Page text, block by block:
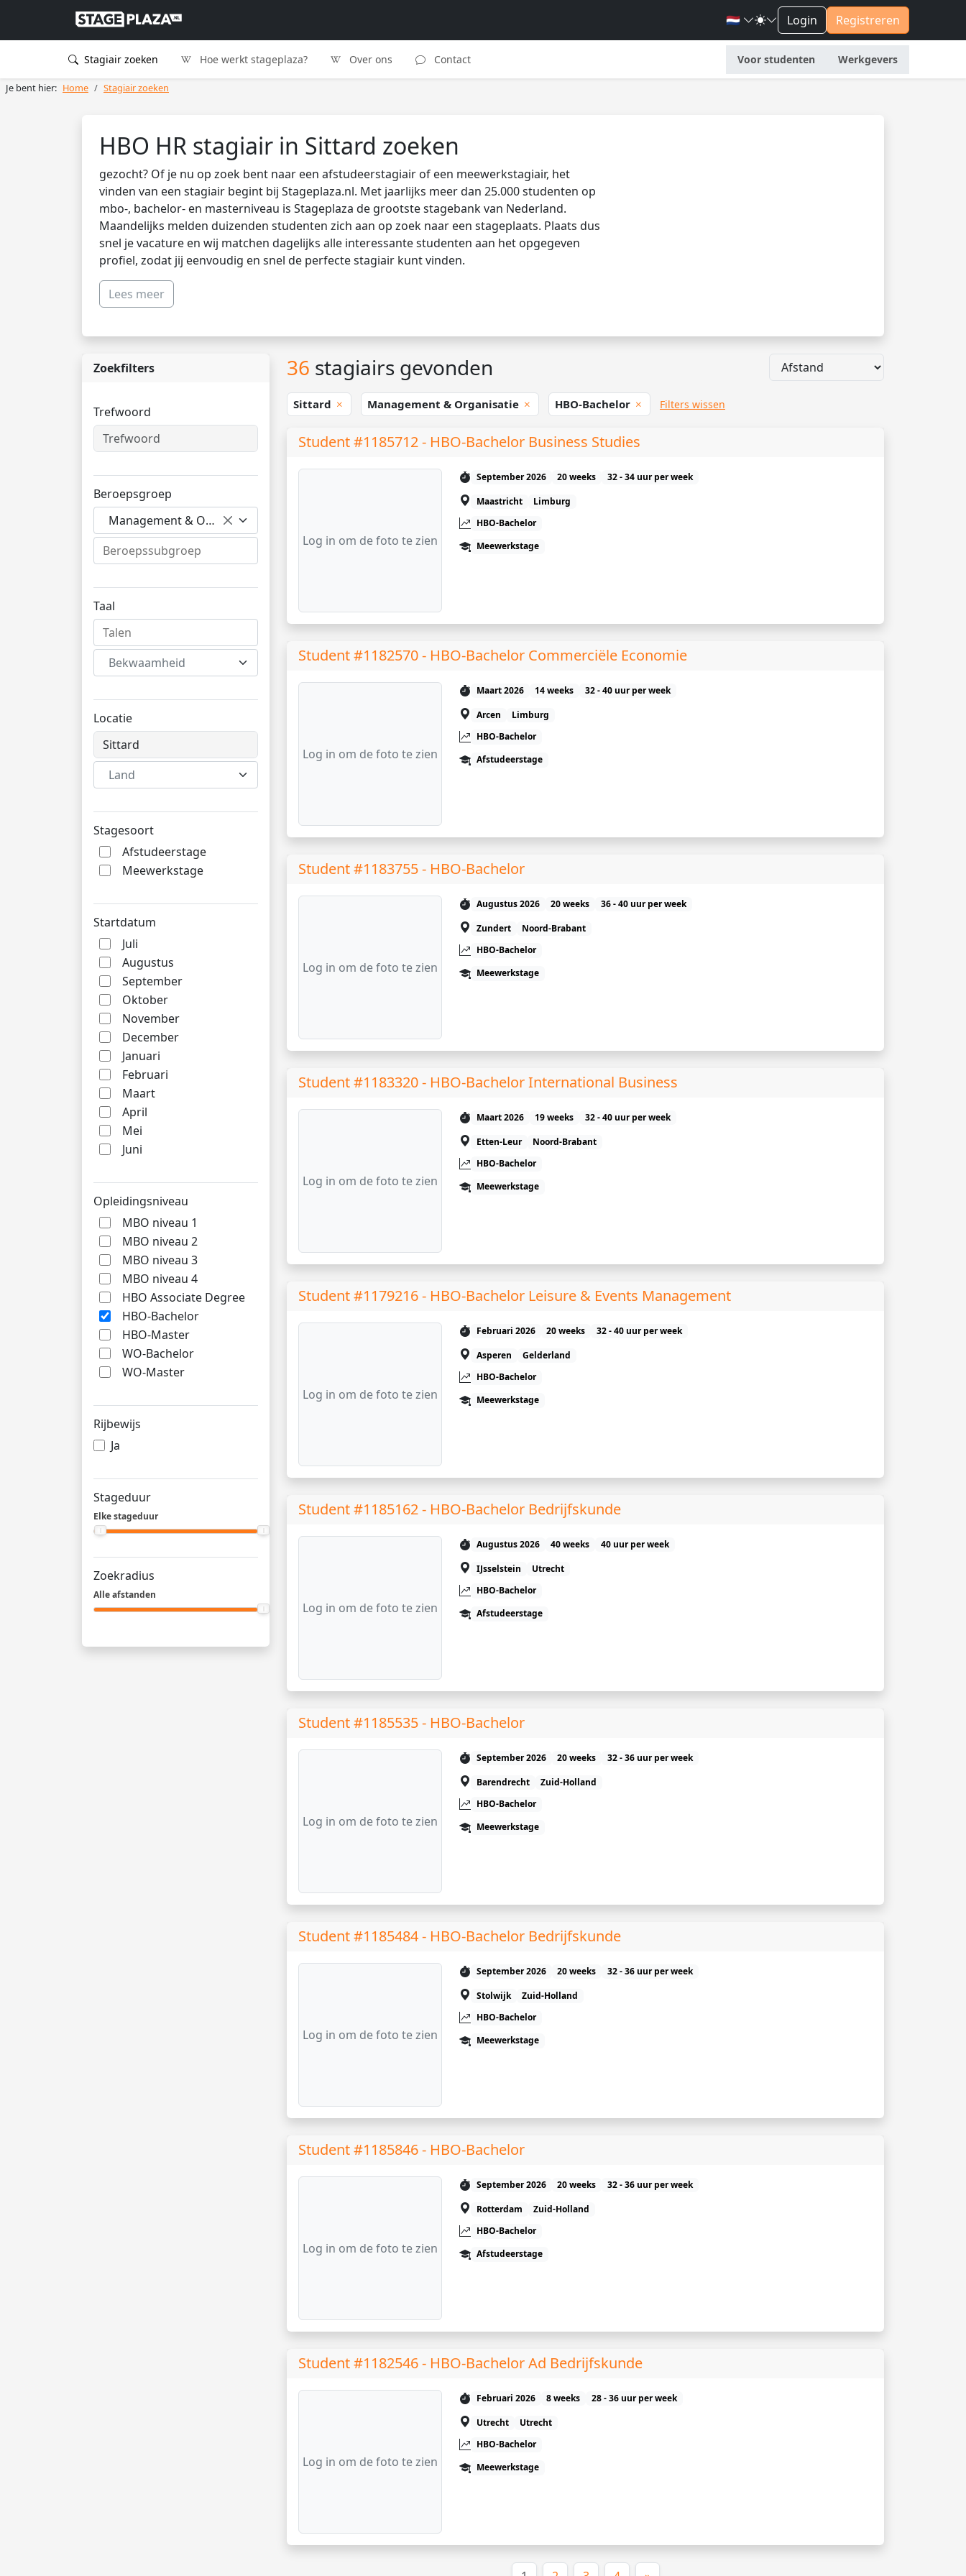
🇳🇱 Login Registreren
Stagiair zoeken Hoe werkt stageplaza? Over ons Contact Voor studenten Werkgevers
Je bent hier: Home Stagiair zoeken
HBO HR stagiair in Sittard zoeken
gezocht? Of je nu op zoek bent naar een afstudeerstagiair of een meewerkstagiair, het
vinden van een stagiair begint bij Stageplaza.nl. Met jaarlijks meer dan 25.000 studenten op
mbo-, bachelor- en masterniveau is Stageplaza de grootste stagebank van Nederland.
Maandelijks melden duizenden studenten zich aan op zoek naar een stageplaats. Plaats dus
snel je vacature en wij matchen dagelijks alle interessante studenten aan het opgegeven
profiel, zodat jij eenvoudig en snel de perfecte stagiair kunt vinden.
Lees meer
Zoekfilters
Trefwoord
Beroepsgroep
Management & Organisatie
Taal
Bekwaamheid
Locatie
Land
Stagesoort
Afstudeerstage
Meewerkstage
Startdatum
Juli
Augustus
September
Oktober
November
December
Januari
Februari
Maart
April
Mei
Juni
Opleidingsniveau
MBO niveau 1
MBO niveau 2
MBO niveau 3
MBO niveau 4
HBO Associate Degree
HBO-Bachelor
HBO-Master
WO-Bachelor
WO-Master
Rijbewijs
Ja
Stageduur
Elke stageduur
Zoekradius
Alle afstanden
36 stagiairs gevonden
Sittard Management & Organisatie HBO-Bachelor Filters wissen
Student #1185712 - HBO-Bachelor Business Studies
Log in om de foto te zien
September 2026 20 weeks
32 - 34 uur per week
Maastricht
Limburg
HBO-Bachelor
Meewerkstage
Student #1182570 - HBO-Bachelor Commerciële Economie
Log in om de foto te zien
Maart 2026 14 weeks
32 - 40 uur per week
Arcen
Limburg
HBO-Bachelor
Afstudeerstage
Student #1183755 - HBO-Bachelor
Log in om de foto te zien
Augustus 2026 20 weeks
36 - 40 uur per week
Zundert
Noord-Brabant
HBO-Bachelor
Meewerkstage
Student #1183320 - HBO-Bachelor International Business
Log in om de foto te zien
Maart 2026 19 weeks
32 - 40 uur per week
Etten-Leur
Noord-Brabant
HBO-Bachelor
Meewerkstage
Student #1179216 - HBO-Bachelor Leisure & Events Management
Log in om de foto te zien
Februari 2026 20 weeks
32 - 40 uur per week
Asperen
Gelderland
HBO-Bachelor
Meewerkstage
Student #1185162 - HBO-Bachelor Bedrijfskunde
Log in om de foto te zien
Augustus 2026 40 weeks
40 uur per week
IJsselstein
Utrecht
HBO-Bachelor
Afstudeerstage
Student #1185535 - HBO-Bachelor
Log in om de foto te zien
September 2026 20 weeks
32 - 36 uur per week
Barendrecht
Zuid-Holland
HBO-Bachelor
Meewerkstage
Student #1185484 - HBO-Bachelor Bedrijfskunde
Log in om de foto te zien
September 2026 20 weeks
32 - 36 uur per week
Stolwijk
Zuid-Holland
HBO-Bachelor
Meewerkstage
Student #1185846 - HBO-Bachelor
Log in om de foto te zien
September 2026 20 weeks
32 - 36 uur per week
Rotterdam
Zuid-Holland
HBO-Bachelor
Afstudeerstage
Student #1182546 - HBO-Bachelor Ad Bedrijfskunde
Log in om de foto te zien
Februari 2026 8 weeks
28 - 36 uur per week
Utrecht
Utrecht
HBO-Bachelor
Meewerkstage